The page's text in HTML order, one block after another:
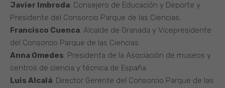
Javier Imbroda. Consejero de Educación y Deporte y
Presidente del Consorcio Parque de las Ciencias.
Francisco Cuenca. Alcalde de Granada y Vicepresidente
del Consorcio Parque de las Ciencias.
Anna Omedes. Presidenta de la Asociación de museos y
centros de ciencia y técnica de España
Luis Alcalá. Director Gerente del Consorcio Parque de las